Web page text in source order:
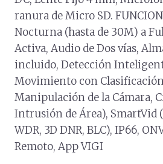
ranura de Micro SD.
Nocturna (hasta de 30M) a
Activa, Audio de Dos vías,
incluido, Detección
Movimiento con
Manipulación de la Cámara,
Intrusión de Área), SmartVid
WDR, 3D DNR, BLC), IP66,
Remoto, App VIGI